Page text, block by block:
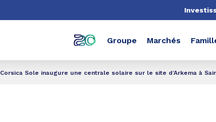
Groupe Marchés
Corsica Sole inaugure une centrale solaire sur le site d’Arkema à